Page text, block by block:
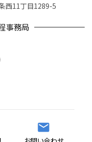
西11丁目1289-5
事務局